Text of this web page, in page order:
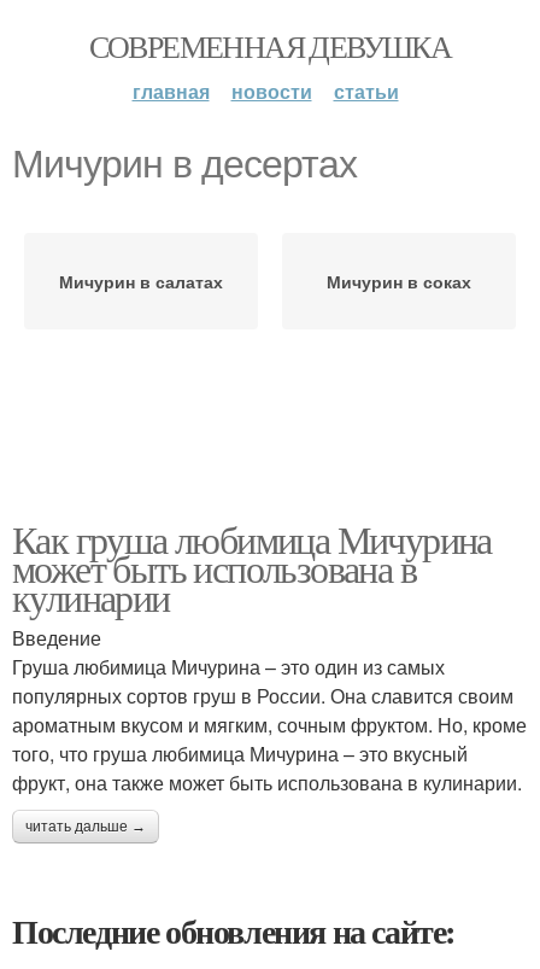
СОВРЕМЕННАЯ ДЕВУШКА
главная новости статьи
Мичурин в десертах
Мичурин в салатах Мичурин в соках
Как груша любимица Мичурина
может быть использована в
кулинарии
Введение
Груша любимица Мичурина – это один из самых
популярных сортов груш в России. Она славится своим
ароматным вкусом и мягким, сочным фруктом. Но, кроме
того, что груша любимица Мичурина – это вкусный
фрукт, она также может быть использована в кулинарии.
читать дальше →
Последние обновления на сайте: